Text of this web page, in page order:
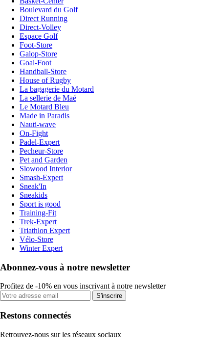
Boulevard du Golf
Direct Running
Direct-Volley
Espace Golf
Foot-Store
Galop-Store
Goal-Foot
Handball-Store
House of Rugby
La bagagerie du Motard
La sellerie de Maé
Le Motard Bleu
Made in Paradis
Nauti-wave
On-Fight
Padel-Expert
Pecheur-Store
Pet and Garden
Slowood Interior
Smash-Expert
Sneak'In
Sneakids
Sport is good
Training-Fit
Trek-Expert
Triathlon Expert
Vélo-Store
Winter Expert
Abonnez-vous à notre newsletter
Profitez de -10% en vous inscrivant à notre newsletter
S'inscrire
Restons connectés
Retrouvez-nous sur les réseaux sociaux